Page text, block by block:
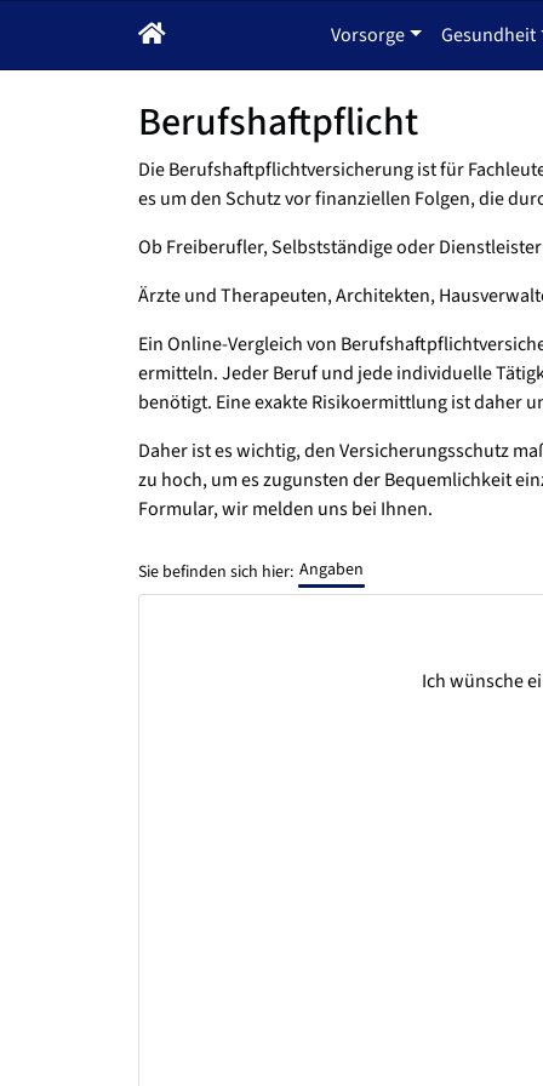
Vorsorge Gesundheit
Berufshaftpflicht
Die Berufshaftpflichtversicherung ist für
es um den Schutz vor finanziellen Folgen, die
Ob Freiberufler, Selbstständige oder
Ärzte und Therapeuten, Architekten,
Ein Online-Vergleich von
ermitteln. Jeder Beruf und jede individuelle
benötigt. Eine exakte Risikoermittlung ist daher
Daher ist es wichtig, den Versicherungsschutz
zu hoch, um es zugunsten der Bequemlichkeit
Formular, wir melden uns bei Ihnen.
Sie befinden sich hier: Angaben
Ich wünsche